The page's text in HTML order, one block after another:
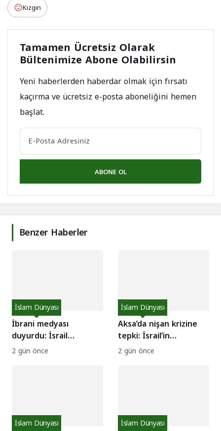
Kızgın
Tamamen Ücretsiz Olarak
Bültenimize Abone Olabilirsin
Yeni haberlerden haberdar olmak için fırsatı
kaçırma ve ücretsiz e-posta aboneliğini hemen
başlat.
ABONE OL
Benzer Haberler
İbrani medyası
duyurdu: İsrail
ordusunda bu hafta 3
asker intihar etti!
İslam Dünyası
2 gün önce
Aksa’da nişan krizine
tepki: İsrail’in
egemenlik dayatması
mı?
İslam Dünyası
2 gün önce
İslam Dünyası İslam Dünyası